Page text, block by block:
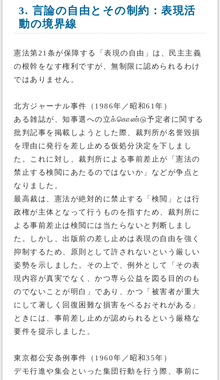
3. 言論の自由とその制約：表現活
動の境界線
憲法第21条が保障する「表現の自由」は、民主主義
の根幹をなす権利ですが、無制限に認められるわけ
ではありません。
北方ジャーナル事件（1986年／昭和61年）
ある雑誌が、知事選への立க்கொண்டு予定者に関する
批判記事を掲載しようとした際、裁判所が名誉毀損
を理由に発行を差し止める仮処分決定を下しまし
た。これに対し、裁判所による事前差止が「憲法の
禁止する検閲にあたるのではないか」などが争点と
なりました。
最高裁は、憲法が絶対的に禁止する「検閲」とは行
政権が主体となって行うものを指すため、裁判所に
よる事前差止は検閲には当たらないと判断しまし
た。しかし、出版前の差し止めは表現の自由を強く
抑制するため、原則として許されないという厳しい
姿勢を示しました。その上で、例外として「その表
現内容が真実でなく、かつ専ら公益を図る目的のも
のでないことが明白」であり、かつ「被害者が重大
にして著しく回復困難な損害をベるおそれがある」
ときには、事前差し止めが認められるという厳格な
要件を提示しました。
東京都公安条例事件（1960年／昭和35年）
デモ行進や集会といった集団行動を行う際、事前に